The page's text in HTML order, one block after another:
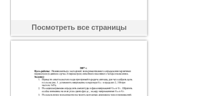
Посмотреть все страницы